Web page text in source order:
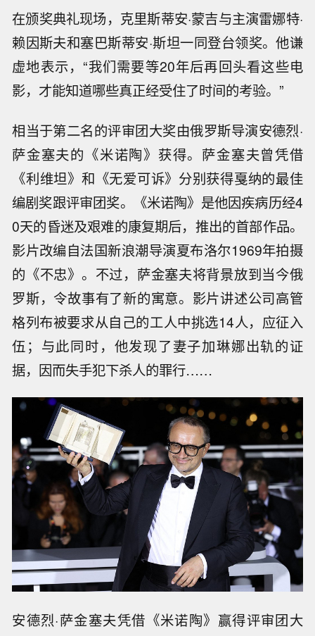
在颁奖典礼现场，克里斯蒂安·蒙吉与主演雷娜特·
赖因斯夫和塞巴斯蒂安·斯坦一同登台领奖。他谦
虚地表示，“我们需要等20年后再回头看这些电
影，才能知道哪些真正经受住了时间的考验。”
相当于第二名的评审团大奖由俄罗斯导演安德烈·
萨金塞夫的《米诺陶》获得。萨金塞夫曾凭借
《利维坦》和《无爱可诉》分别获得戛纳的最佳
编剧奖跟评审团奖。《米诺陶》是他因疾病历经4
0天的昏迷及艰难的康复期后，推出的首部作品。
影片改编自法国新浪潮导演夏布洛尔1969年拍摄
的《不忠》。不过，萨金塞夫将背景放到当今俄
罗斯，令故事有了新的寓意。影片讲述公司高管
格列布被要求从自己的工人中挑选14人，应征入
伍；与此同时，他发现了妻子加琳娜出轨的证
据，因而失手犯下杀人的罪行……
安德烈·萨金塞夫凭借《米诺陶》赢得评审团大